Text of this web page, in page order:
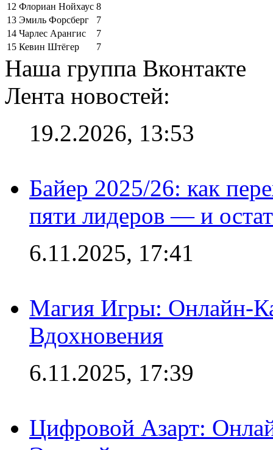
12 Флориан Нойхаус 8
13 Эмиль Форсберг
7
14 Чарлес Арангис
7
15 Кевин Штёгер 7
Наша группа Вконтакте
Лента новостей:
19.2.2026, 13:53
Байер 2025/26: как
пяти лидеров — и
6.11.2025, 17:41
Магия Игры: Онлайн-
Вдохновения
6.11.2025, 17:39
Цифровой Азарт: